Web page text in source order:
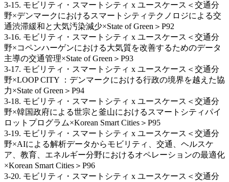
3-15. モビリティ・スマートシティ x ユースケース＜交通分
野×デンマークにおけるスマートシティテクノロジによる交
通渋滞緩和と大気汚染減少×State of Green＞P92
3‐16. モビリティ・スマートシティ x ユースケース＜交通分
野×コペンハーゲンにおける大気質を改善するためのデータ
主導の交通管理×State of Green＞P93
3-17. モビリティ・スマートシティ x ユースケース＜交通分
野×LOOP CITY ：デンマークにおける行政の境界を越えた協
力×State of Green＞P94
3-18. モビリティ・スマートシティ x ユースケース＜交通分
野×韓国政府による世宗と釜山におけるスマートシティパイ
ロットプログラム×Korean Smart Cities＞P95
3-19. モビリティ・スマートシティ x ユースケース＜交通分
野×AIによる解析データからモビリティ、交通、ヘルスケ
ア、教育、エネルギー分野におけるオペレーションの最適化
×Korean Smart Cities＞P96
3‐20. モビリティ・スマートシティ x ユースケース＜交通分